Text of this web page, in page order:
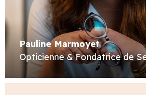
Pauline Marmoyet
Opticienne & Fondatrice de